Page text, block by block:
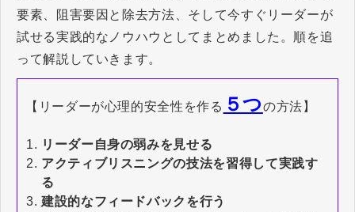
要素、阻害要因と除去方法、そして今すぐリーダーが
試せる実践的なノウハウとしてまとめました。順を追
って解説していきます。
【リーダーが心理的安全性を作る ５つの方法】
リーダー自身の弱みを見せる
アクティブリスニングの技法を習得して実践す
る
建設的なフィードバックを行う